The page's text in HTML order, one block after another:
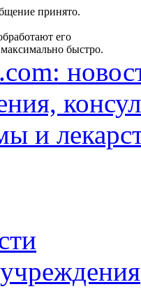
принято.
его
быстро.